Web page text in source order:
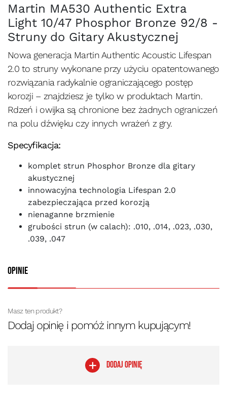
Opinie
Masz ten produkt?
Dodaj opinię i pomóż innym kupującym!
DODAJ OPINIĘ
Martin MA530 Authentic Extra
Light 10/47 Phosphor Bronze 92/8 -
Struny do Gitary Akustycznej
Nowa generacja Martin Authentic Acoustic Lifespan
2.0 to struny wykonane przy użyciu opatentowanego
rozwiązania radykalnie ograniczającego postęp
korozji – znajdziesz je tylko w produktach Martin.
Rdzeń i owijka są chronione bez żadnych ograniczeń
na polu dźwięku czy innych wrażeń z gry.
Specyfikacja:
komplet strun Phosphor Bronze dla gitary
akustycznej
innowacyjna technologia Lifespan 2.0
zabezpieczająca przed korozją
nienaganne brzmienie
grubości strun (w calach): .010, .014, .023, .030,
.039, .047